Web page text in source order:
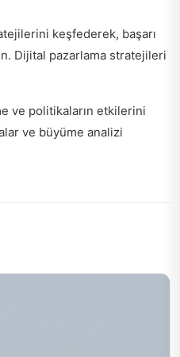
keşfederek, başarı
Dijital pazarlama stratejileri
ve politikaların etkilerini
ve büyüme analizi